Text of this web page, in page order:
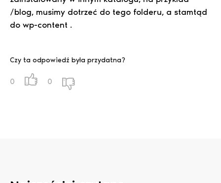
/blog, musimy dotrzeć do tego folderu, a stamtąd
do wp-content .
Czy ta odpowiedź była przydatna?
0 0